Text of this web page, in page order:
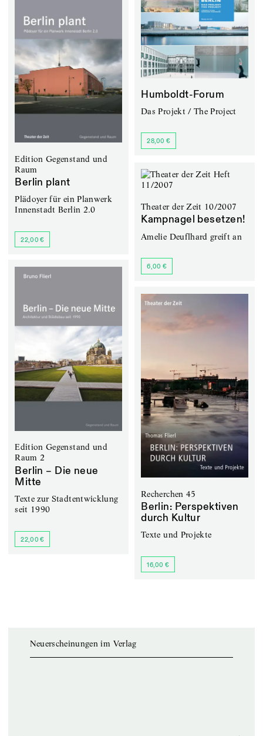
Edition Gegenstand und
Raum
Berlin plant
Plädoyer für ein Planwerk
Innenstadt Berlin 2.0
22,00 €
Humboldt-Forum
Das Projekt / The Project
28,00 €
Theater der Zeit 10/2007
Kampnagel besetzen!
Amelie Deuflhard greift an
6,00 €
Edition Gegenstand und
Raum 2
Berlin – Die neue
Mitte
Texte zur Stadtentwicklung
seit 1990
22,00 €
Recherchen 45
Berlin: Perspektiven
durch Kultur
Texte und Projekte
16,00 €
Neuerscheinungen im Verlag